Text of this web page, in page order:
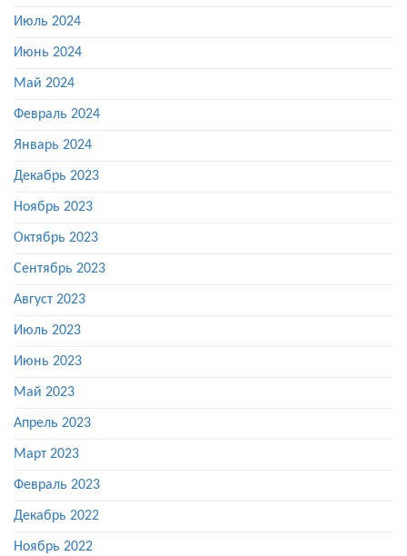
Июль 2024
Июнь 2024
Май 2024
Февраль 2024
Январь 2024
Декабрь 2023
Ноябрь 2023
Октябрь 2023
Сентябрь 2023
Август 2023
Июль 2023
Июнь 2023
Май 2023
Апрель 2023
Март 2023
Февраль 2023
Декабрь 2022
Ноябрь 2022